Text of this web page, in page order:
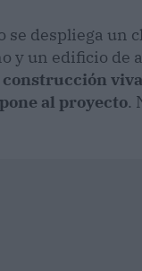
se despliega un
y un edificio de
al proyecto.